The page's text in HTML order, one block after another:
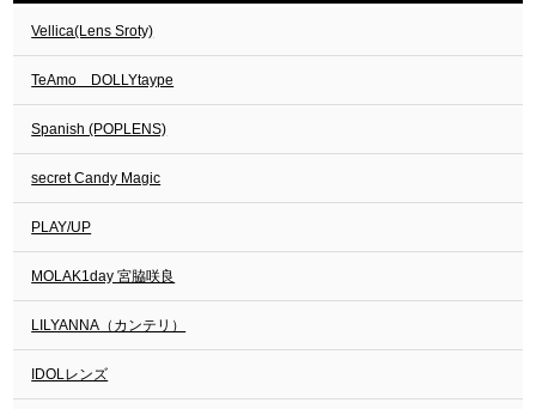
Vellica(Lens Sroty)
TeAmo DOLLYtaype
Spanish (POPLENS)
secret Candy Magic
PLAY/UP
MOLAK1day 宮脇咲良
LILYANNA（カンテリ）
IDOLレンズ